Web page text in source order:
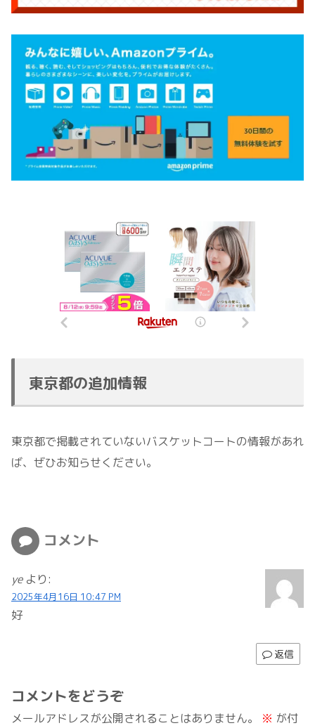
東京都の追加情報
東京都で掲載されていないバスケットコートの情報があれ
ば、ぜひお知らせください。
コメント
ye より:
2025年4月16日 10:47 PM
好
返信
コメントをどうぞ
メールアドレスが公開されることはありません。 ※ が付